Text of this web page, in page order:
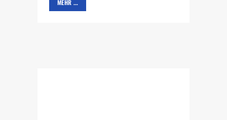
MEHR ...